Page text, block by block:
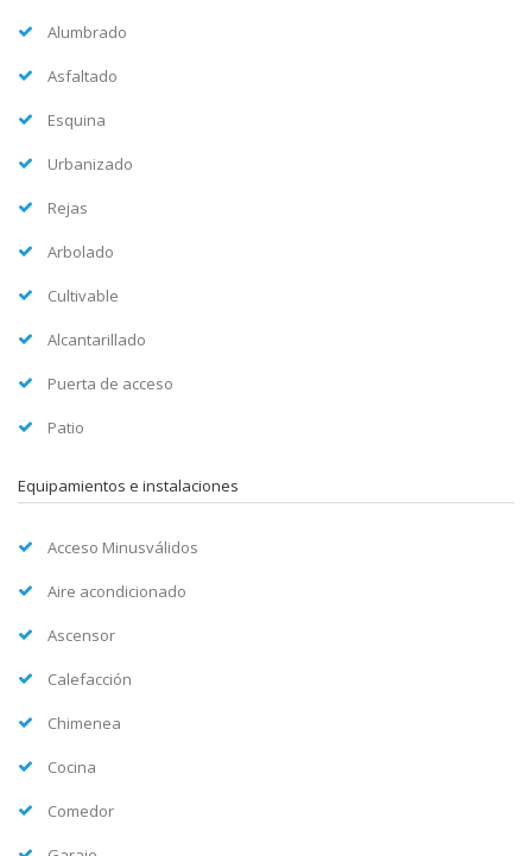
Alumbrado
Asfaltado
Esquina
Urbanizado
Rejas
Arbolado
Cultivable
Alcantarillado
Puerta de acceso
Patio
Equipamientos e instalaciones
Acceso Minusválidos
Aire acondicionado
Ascensor
Calefacción
Chimenea
Cocina
Comedor